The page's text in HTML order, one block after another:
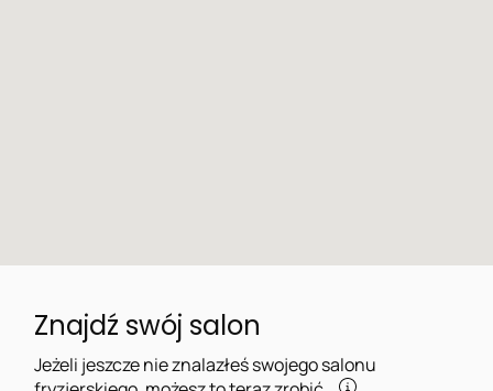
Znajdź swój salon
Jeżeli jeszcze nie znalazłeś swojego salonu